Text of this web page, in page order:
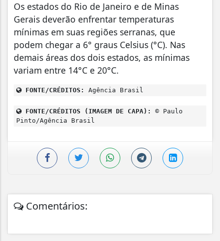
Os estados do Rio de Janeiro e de Minas
Gerais deverão enfrentar temperaturas
mínimas em suas regiões serranas, que
podem chegar a 6° graus Celsius (°C). Nas
demais áreas dos dois estados, as mínimas
variam entre 14°C e 20°C.
FONTE/CRÉDITOS: Agência Brasil
FONTE/CRÉDITOS (IMAGEM DE CAPA):
© Paulo
Pinto/Agência Brasil
Comentários: